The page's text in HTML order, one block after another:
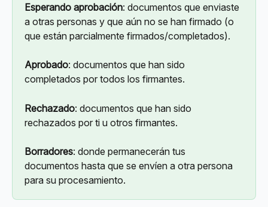
Esperando aprobación: documentos que enviaste
a otras personas y que aún no se han firmado (o
que están parcialmente firmados/completados).
Aprobado: documentos que han sido
completados por todos los firmantes.
Rechazado: documentos que han sido
rechazados por ti u otros firmantes.
Borradores: donde permanecerán tus
documentos hasta que se envíen a otra persona
para su procesamiento.